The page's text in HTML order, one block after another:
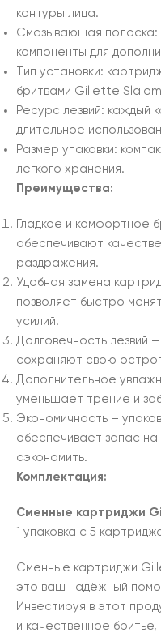
контуры лица.
Смазывающая
компоненты для
Тип установки:
бритвами Gillette
Ресурс лезвий: каждый
длительное
Размер упаковки:
легкого хранения.
Преимущества:
Гладкое и комфортное
обеспечивают
раздражения.
Удобная замена
позволяет быстро
усилий.
Долговечность лезвий
сохраняют свою
Дополнительное
уменьшает трение и
Экономичность –
обеспечивает запас на
сэкономить.
Комплектация:
Сменные картриджи
1 упаковка с 5
Сменные картриджи
это ваш надёжный
Инвестируя в этот
и качественное